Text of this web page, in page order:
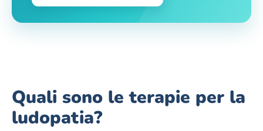
Quali sono le terapie per la
ludopatia?